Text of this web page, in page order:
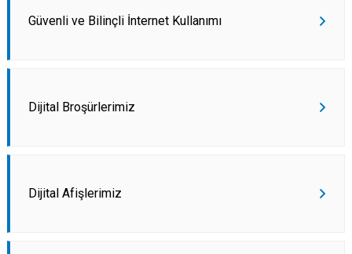
Güvenli ve Bilinçli İnternet Kullanımı
Dijital Broşürlerimiz
Dijital Afişlerimiz